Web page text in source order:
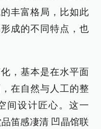
丰富格局，比如此
成的不同特点，也
，基本是在水平面
在自然与人工的整
间设计匠心。这一
笛感凄清 凹晶馆联